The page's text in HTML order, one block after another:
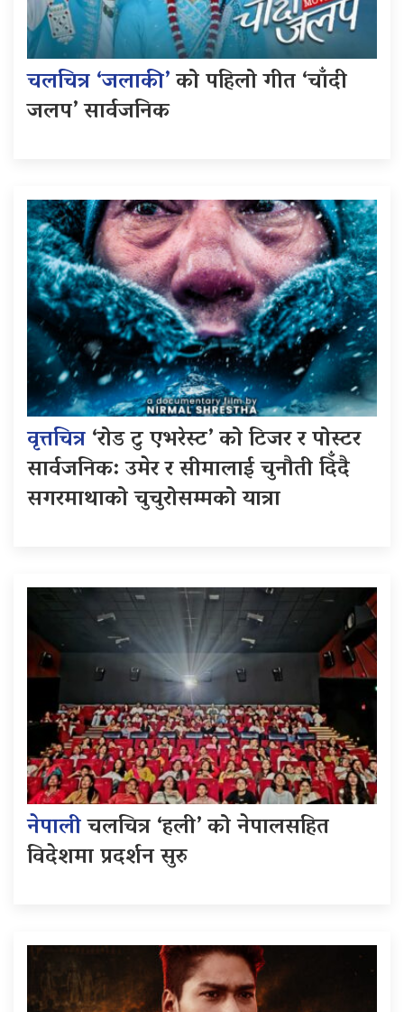
चलचित्र ‘जलाकी’को पहिलो गीत ‘चाँदी
जलप’ सार्वजनिक
वृत्तचित्र‘रोड टु एभरेस्ट’ को टिजर र पोस्टर
सार्वजनिक: उमेर र सीमालाई चुनौती दिँदै
सगरमाथाको चुचुरोसम्मको यात्रा
नेपालीचलचित्र ‘हली’ को नेपालसहित
विदेशमा प्रदर्शन सुरु